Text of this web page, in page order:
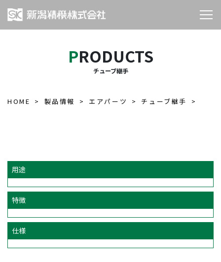
PRODUCTS
チューブ継手
HOME 製品情報 エアパーツ チューブ継手
用途
特徴
仕様